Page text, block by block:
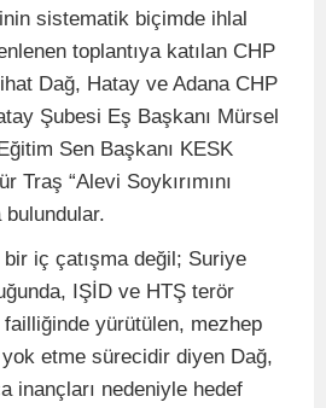
sistematik biçimde ihlal
toplantıya katılan CHP
Dağ, Hatay ve Adana CHP
Şubesi Eş Başkanı Mürsel
Sen Başkanı KESK
Traş “Alevi Soykırımını
bulundular.
bir iç çatışma değil; Suriye
IŞİD ve HTŞ terör
yürütülen, mezhep
etme sürecidir diyen Dağ,
inançları nedeniyle hedef